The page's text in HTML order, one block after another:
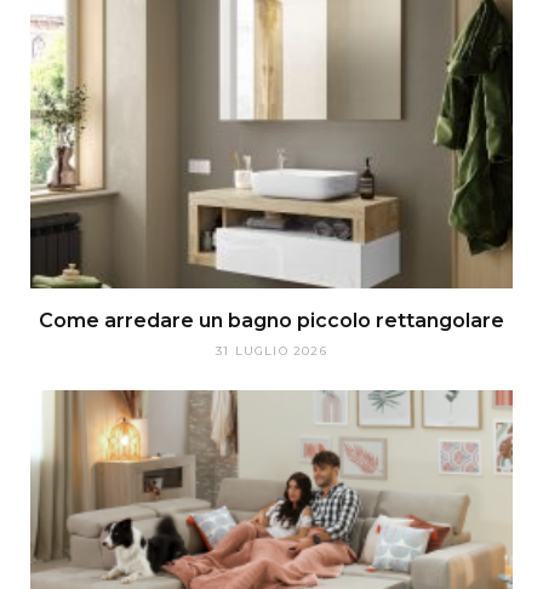
Come arredare un bagno piccolo rettangolare
31 LUGLIO 2026